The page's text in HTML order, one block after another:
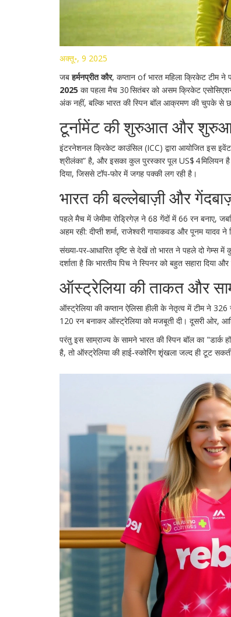
अक्तू॰, 9 2025
जबहर्मनप्रीत कौर, कप्तान ofभारत महिला क्रिकेट टीमने
2025 का पहला मैच 30 सितंबर को असम क्रिकेट
अंक नहीं, बल्कि भारत की स्पिन बॉल आक्रमण की चुपके से
टूर्नामेंट की शुरुआत और
इंटरनेशनल क्रिकेट काउंसिल (ICC) द्वारा आयोजित इस
श्रीलंका” है, और इसका कुल पुरस्कार पूल US$ 4 मिलियन
दिया, जिससे टॉप‑फोर में जगह पक्की लग रही है।
भारत की बल्लेबाज़ी और
पहले मैच मेंजेमीमा रोड्रिगेज़ ने 68 गेंदों में 66 रन बनाए,
अहम रही: दीप्ती शर्मा, राजेश्वरी गायाकवड औरपूनम यादव ने
संख्या‑पर‑आधारित दृष्टि से देखें तो भारत ने पहले दो
दर्शाता है कि भारतीय पिच ने स्पिनर को बहुत सहारा दिया
ऑस्ट्रेलिया की ताकत और
ऑस्ट्रेलिया की कप्तान ऐलिसा हीलीके नेतृत्व में टीम ने 326
120 रन बनाकर ऑस्ट्रेलिया को मजबूती दी। दूसरी ओर,
परंतु इस साम्राज्य के सामने भारत की स्पिन बॉल का "डार्क
है, तो ऑस्ट्रेलिया की हाई‑स्कोरिंग शृंखला जल्द ही टूट